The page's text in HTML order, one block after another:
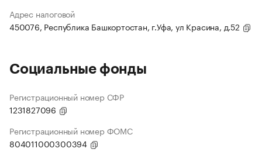
Адрес налоговой
450076, Республика Башкортостан, г.Уфа, ул Красина, д.52
Социальные фонды
Регистрационный номер СФР
1231827096
Регистрационный номер ФОМС
804011000300394